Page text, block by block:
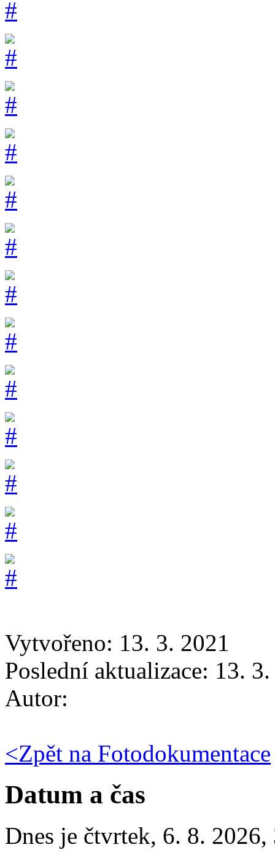
Vytvořeno: 13. 3. 2021
Poslední aktualizace: 13.
Autor:
<Zpět na Fotodokumentace
Datum a čas
Dnes je čtvrtek, 6. 8. 2026,